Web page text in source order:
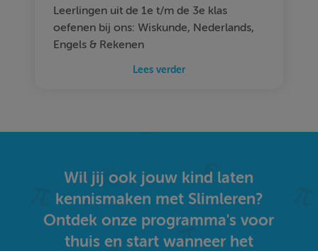
Leerlingen uit de 1e t/m de 3e klas
oefenen bij ons: Wiskunde, Nederlands,
Engels & Rekenen
Lees verder
Wil jij ook jouw kind laten
kennismaken met Slimleren?
Ontdek onze programma's voor
thuis en start wanneer het